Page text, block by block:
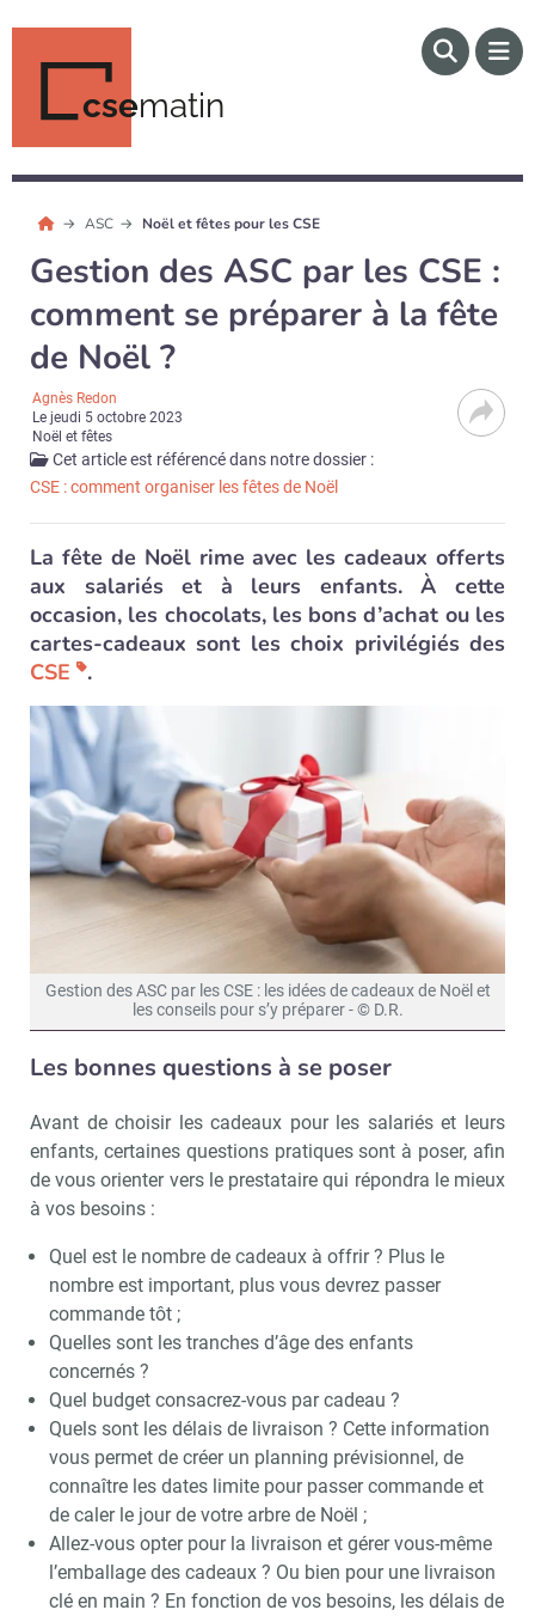
csematin
ASC Noël et fêtes pour les CSE
Gestion des ASC par les CSE :
comment se préparer à la fête
de Noël ?
Agnès Redon
Lejeudi 5 octobre 2023
Noël et fêtes
Cet article est référencé dans notre dossier :
CSE : comment organiser les fêtes de Noël
La fête de Noël rime avec les cadeaux offerts
aux salariés et à leurs enfants. À cette
occasion, les chocolats, les bons d’achat ou les
cartes-cadeaux sont les choix privilégiés des
CSE
.
Gestion des ASC par les CSE : les idées de cadeaux de Noël et
les conseils pour s’y préparer - © D.R.
Les bonnes questions à se poser
Avant de choisir les cadeaux pour les salariés et leurs
enfants, certaines questions pratiques sont à poser, afin
de vous orienter vers le prestataire qui répondra le mieux
à vos besoins :
Quel est le nombre de cadeaux à offrir ? Plus le
nombre est important, plus vous devrez passer
commande tôt ;
Quelles sont les tranches d’âge des enfants
concernés ?
Quel budget consacrez-vous par cadeau ?
Quels sont les délais de livraison ? Cette information
vous permet de créer un planning prévisionnel, de
connaître les dates limite pour passer commande et
de caler le jour de votre arbre de Noël ;
Allez-vous opter pour la livraison et gérer vous-même
l’emballage des cadeaux ? Ou bien pour une livraison
clé en main ? En fonction de vos besoins, les délais de